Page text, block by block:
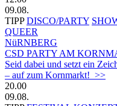
09.08.
TIPP DISCO/PARTY
QUEER
NüRNBERG
CSD PARTY AM
Seid dabei und setzt ein
– auf zum Kornmarkt! >>
20.00
09.08.